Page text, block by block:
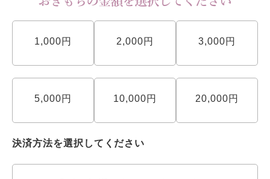
1,000円 2,000円 3,000円
5,000円 10,000円 20,000円
決済方法を選択してください